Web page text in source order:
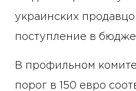
украинских
поступление в
В профильном
порог в 150 евро